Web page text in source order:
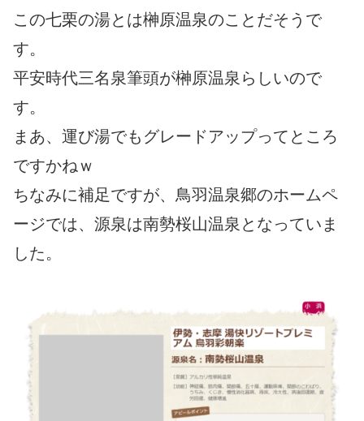
この七栗の湯とは榊原温泉のことだそうで
す。
平安時代三名泉筆頭が榊原温泉らしいので
す。
まあ、運び湯でもグレードアップってところ
ですかねｗ
ちなみに補足ですが、鳥羽温泉郷のホームペ
ージでは、源泉は南勢桜山温泉となっていま
した。